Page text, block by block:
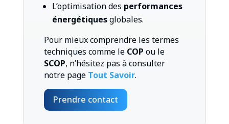
L’optimisation des performances
énergétiquesglobales.
Pour mieux comprendre les termes
techniques comme le COP ou le
SCOP, n’hésitez pas à consulter
notre page Tout Savoir.
Prendre contact